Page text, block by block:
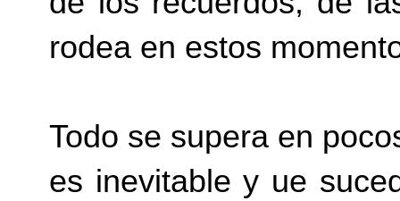
rodea en estos
Todo se supera en
es inevitable y ue